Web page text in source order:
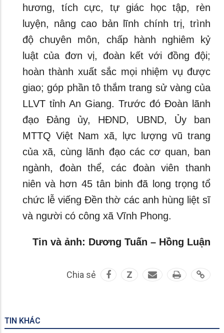
hương, tích cực, tự giác học tập, rèn
luyện, nâng cao bản lĩnh chính trị, trình
độ chuyên môn, chấp hành nghiêm kỷ
luật của đơn vị, đoàn kết với đồng đội;
hoàn thành xuất sắc mọi nhiệm vụ được
giao; góp phần tô thắm trang sử vàng của
LLVT tỉnh An Giang. Trước đó Đoàn lãnh
đạo Đảng ủy, HĐND, UBND, Ủy ban
MTTQ Việt Nam xã, lực lượng vũ trang
của xã, cùng lãnh đạo các cơ quan, ban
ngành, đoàn thể, các đoàn viên thanh
niên và hơn 45 tân binh đã long trọng tổ
chức lễ viếng Đền thờ các anh hùng liệt sĩ
và người có công xã Vĩnh Phong.
Tin và ảnh: Dương Tuấn – Hồng Luận
Chia sẻ Z
TIN KHÁC